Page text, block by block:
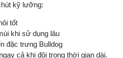
kỹ lưỡng:
tốt
khi sử dụng lâu
đặc trưng Bulldog
cả khi đội trong thời gian dài.